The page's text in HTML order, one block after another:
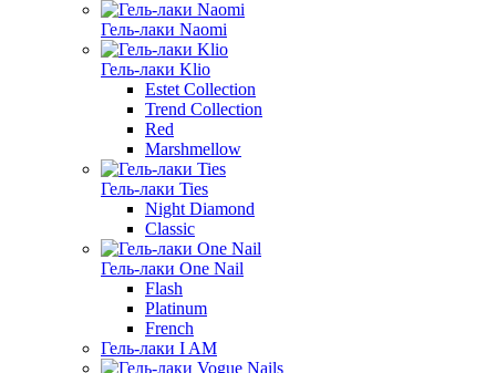
Гель-лаки Naomi
Гель-лаки Klio
Estet Collection
Trend Collection
Red
Marshmellow
Гель-лаки Ties
Night Diamond
Classic
Гель-лаки One Nail
Flash
Platinum
French
Гель-лаки I AM